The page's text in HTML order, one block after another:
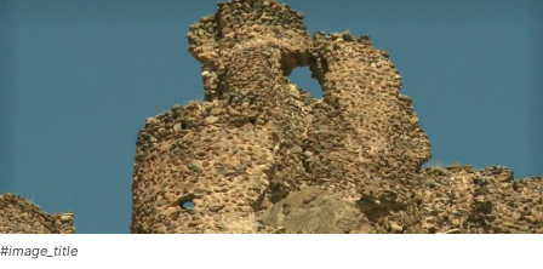
#image_title